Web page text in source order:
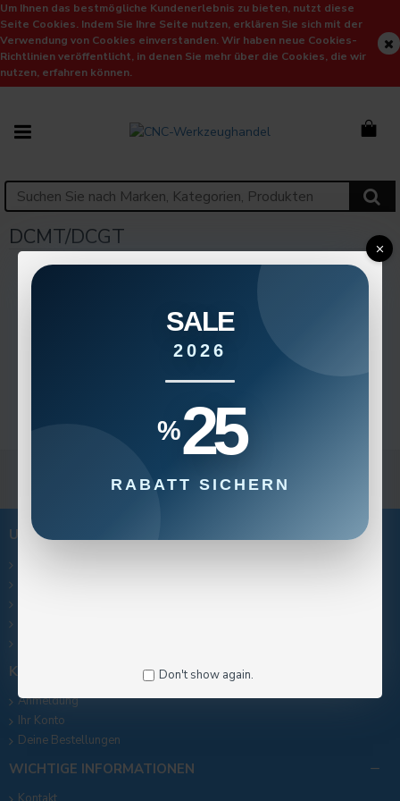
SALE
2026
%25
RABATT SICHERN
Don't show again.
Um Ihnen das bestmögliche Kundenerlebnis zu bieten, nutzt diese
Seite Cookies. Indem Sie Ihre Seite nutzen, erklären Sie sich mit der
Verwendung von Cookies einverstanden. Wir haben neue Cookies-
Richtlinien veröffentlicht, in denen Sie mehr über die Cookies, die wir
nutzen, erfahren können.
DCMT/DCGT
Weiter
UNTERNEHMEN
KONTO
Anmeldung
Ihr Konto
Deine Bestellungen
WICHTIGE INFORMATIONEN